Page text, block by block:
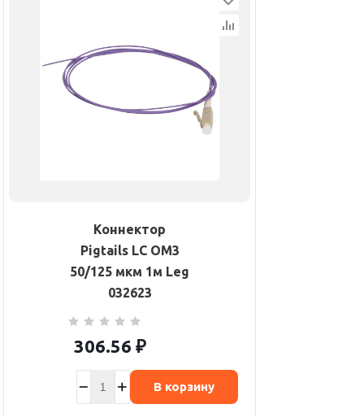
Коннектор
Pigtails LC OM3
50/125 мкм 1м Leg
032623
306.56 ₽
В корзину